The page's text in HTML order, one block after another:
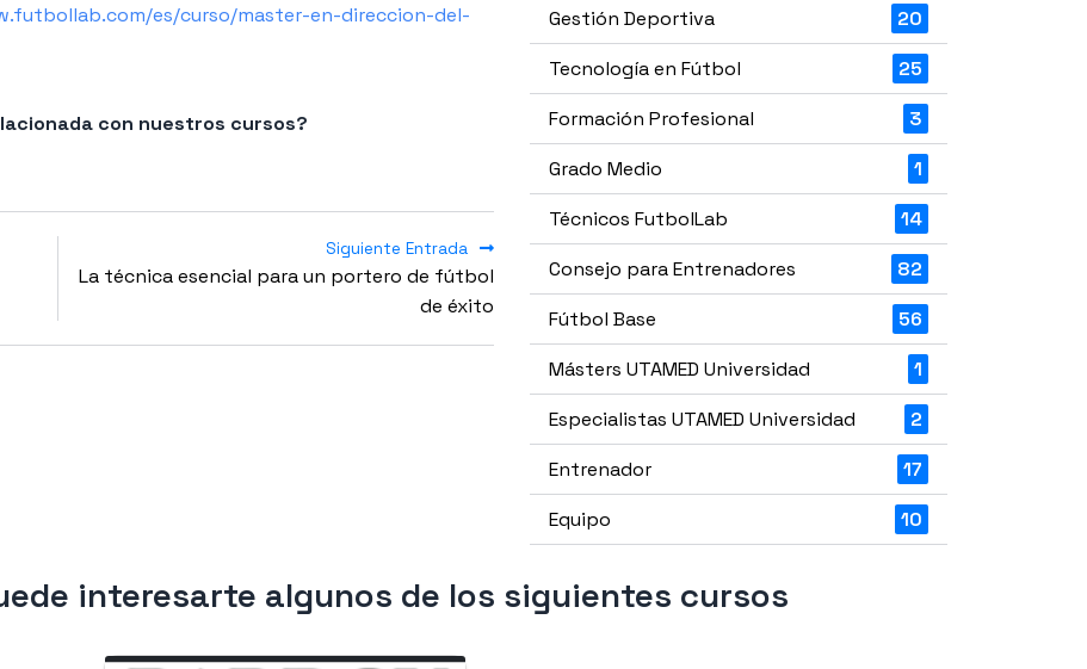
es/curso/master-en-direccion-del-
con nuestros cursos?
Siguiente Entrada
La técnica esencial para un portero de fútbol
de éxito
Gestión Deportiva
20
Tecnología en Fútbol
25
Formación Profesional
3
Grado Medio
1
Técnicos FutbolLab
14
Consejo para Entrenadores
82
Fútbol Base
56
Másters UTAMED Universidad
1
Especialistas UTAMED Universidad
2
Entrenador
17
Equipo
10
interesarte algunos de los siguientes cursos